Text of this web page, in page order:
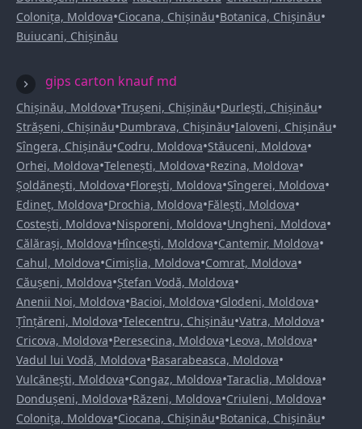
Colonița, Moldova•Ciocana, Chișinău•Botanica, Chișinău•
Buiucani, Chișinău
gips carton knauf md
Chișinău, Moldova•Trușeni, Chișinău•Durlești, Chișinău•
Strășeni, Chișinău•Dumbrava, Chișinău•Ialoveni, Chișinău•
Sîngera, Chișinău•Codru, Moldova•Stăuceni, Moldova•
Orhei, Moldova•Telenești, Moldova•Rezina, Moldova•
Șoldănești, Moldova•Florești, Moldova•Sîngerei, Moldova•
Edineț, Moldova•Drochia, Moldova•Fălești, Moldova•
Costești, Moldova•Nisporeni, Moldova•Ungheni, Moldova•
Călărași, Moldova•Hîncești, Moldova•Cantemir, Moldova•
Cahul, Moldova•Cimișlia, Moldova•Comrat, Moldova•
Căușeni, Moldova•Ștefan Vodă, Moldova•
Anenii Noi, Moldova•Bacioi, Moldova•Glodeni, Moldova•
Țînțăreni, Moldova•Telecentru, Chișinău•Vatra, Moldova•
Cricova, Moldova•Peresecina, Moldova•Leova, Moldova•
Vadul lui Vodă, Moldova•Basarabeasca, Moldova•
Vulcănești, Moldova•Congaz, Moldova•Taraclia, Moldova•
Dondușeni, Moldova•Răzeni, Moldova•Criuleni, Moldova•
Colonița, Moldova•Ciocana, Chișinău•Botanica, Chișinău•